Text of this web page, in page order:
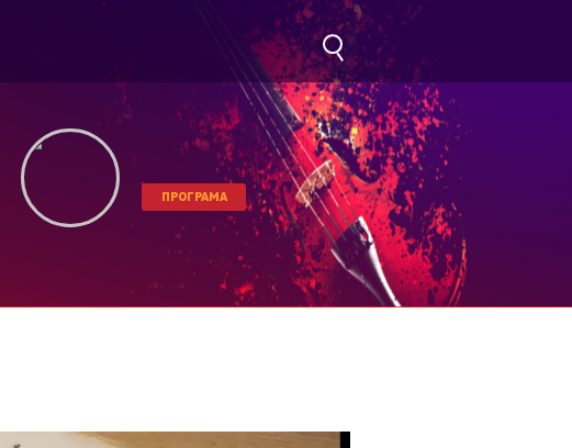
ПРОГРАМА